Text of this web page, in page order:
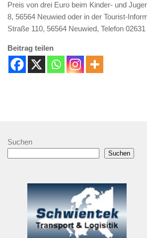
Preis von drei Euro beim Kinder- und
8, 56564 Neuwied oder in der Tourist-
Straße 110, 56564 Neuwied, Telefon
Beitrag teilen
Suchen
Suchen